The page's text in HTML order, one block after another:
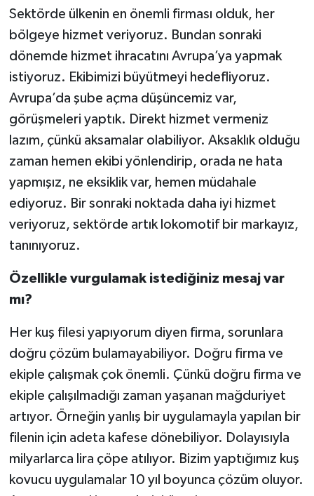
Sektörde ülkenin en önemli firması olduk, her
bölgeye hizmet veriyoruz. Bundan sonraki
dönemde hizmet ihracatını Avrupa’ya yapmak
istiyoruz. Ekibimizi büyütmeyi hedefliyoruz.
Avrupa’da şube açma düşüncemiz var,
görüşmeleri yaptık. Direkt hizmet vermeniz
lazım, çünkü aksamalar olabiliyor. Aksaklık olduğu
zaman hemen ekibi yönlendirip, orada ne hata
yapmışız, ne eksiklik var, hemen müdahale
ediyoruz. Bir sonraki noktada daha iyi hizmet
veriyoruz, sektörde artık lokomotif bir markayız,
tanınıyoruz.
Özellikle vurgulamak istediğiniz mesaj var
mı?
Her kuş filesi yapıyorum diyen firma, sorunlara
doğru çözüm bulamayabiliyor. Doğru firma ve
ekiple çalışmak çok önemli. Çünkü doğru firma ve
ekiple çalışılmadığı zaman yaşanan mağduriyet
artıyor. Örneğin yanlış bir uygulamayla yapılan bir
filenin için adeta kafese dönebiliyor. Dolayısıyla
milyarlarca lira çöpe atılıyor. Bizim yaptığımız kuş
kovucu uygulamalar 10 yıl boyunca çözüm oluyor.